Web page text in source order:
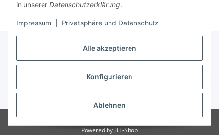
Alle akzeptieren
Konfigurieren
Ablehnen
in unserer Datenschutzerklärung.
Impressum Privatsphäre und Datenschutz
Vertrag widerrufen
* Alle Preise inkl. gesetzlicher USt., zzgl.
Powered by JTL-Shop